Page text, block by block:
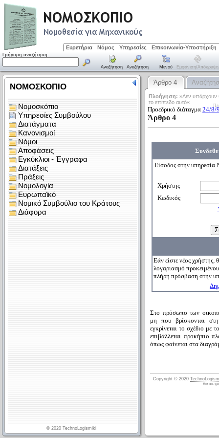
Ευρετήρια Νόμος Υπηρεσίες Επικοινωνία-Υποστήριξη
Γρήγορη αναζήτηση:
Αναζήτηση Αναζήτηση Μενού Εμφάνιση/απόκρυψη
Άρθρο 4